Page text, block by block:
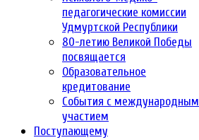
педагогические комиссии
Удмуртской Республики
80-летию Великой Победы
посвящается
Образовательное
кредитование
События с международным
участием
Поступающему